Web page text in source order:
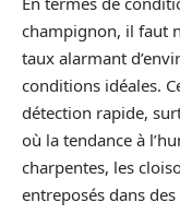
champignon, il faut
taux alarmant
conditions idéales.
détection rapide,
où la tendance à
charpentes, les
entreposés dans